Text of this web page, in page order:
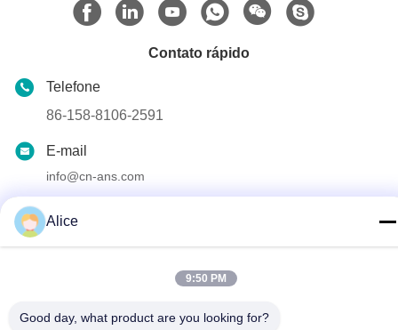
Contato rápido
Telefone
86-158-8106-2591
E-mail
info@cn-ans.com
Hupan, Chengdu
Alice
9:50 PM
Good day, what product are you looking for?